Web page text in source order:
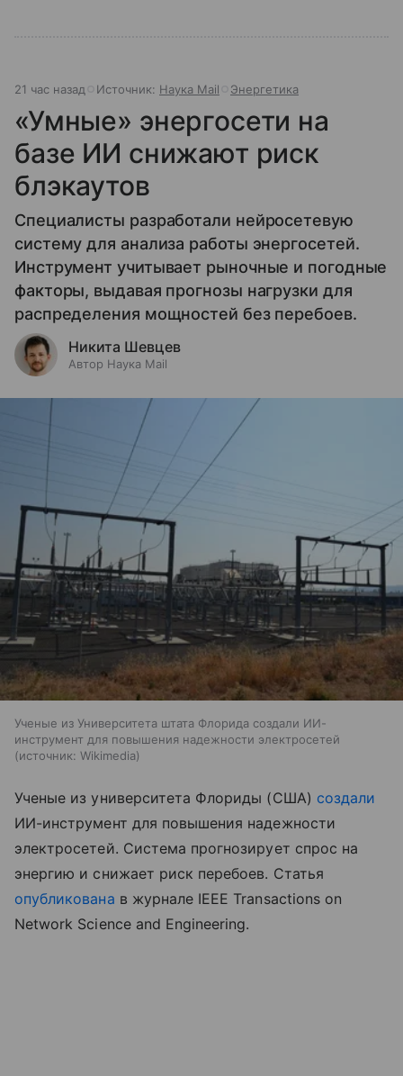
21 час назад Источник: Наука Mail Энергетика
«Умные» энергосети на
базе ИИ снижают риск
блэкаутов
Специалисты разработали нейросетевую
систему для анализа работы энергосетей.
Инструмент учитывает рыночные и погодные
факторы, выдавая прогнозы нагрузки для
распределения мощностей без перебоев.
Никита Шевцев
Автор Наука Mail
Ученые из Университета штата Флорида создали ИИ-
инструмент для повышения надежности электросетей
источник: Wikimedia
Ученые из университета Флориды (США) создали
ИИ-инструмент для повышения надежности
электросетей. Система прогнозирует спрос на
энергию и снижает риск перебоев. Статья
опубликована в журнале IEEE Transactions on
Network Science and Engineering.